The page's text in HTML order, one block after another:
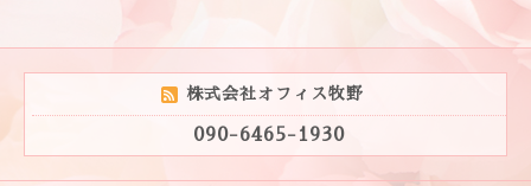
株式会社オフィス牧野
090-6465-1930